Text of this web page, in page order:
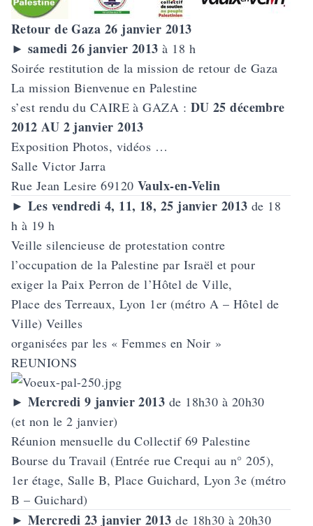
Retour de Gaza 26 janvier 2013
► samedi 26 janvier 2013à 18 h
Soirée restitution de la mission de retour de Gaza
La mission Bienvenue en Palestine
s’est rendu du CAIRE à GAZA : DU 25 décembre
2012 AU 2 janvier 2013
Exposition Photos, vidéos …
Salle Victor Jarra
Rue Jean Lesire 69120 Vaulx-en-Velin
► Les vendredi 4, 11, 18, 25 janvier 2013 de 18
h à 19 h
Veille silencieuse de protestation contre
l’occupation de la Palestine par Israël et pour
exiger la Paix Perron de l’Hôtel de Ville,
Place des Terreaux, Lyon 1er (métro A – Hôtel de
Ville) Veilles
organisées par les « Femmes en Noir »
REUNIONS
► Mercredi 9 janvier 2013 de 18h30 à 20h30
(et non le 2 janvier)
Réunion mensuelle du Collectif 69 Palestine
Bourse du Travail (Entrée rue Crequi au n° 205),
1er étage, Salle B, Place Guichard, Lyon 3e (métro
B – Guichard)
► Mercredi 23 janvier 2013 de 18h30 à 20h30